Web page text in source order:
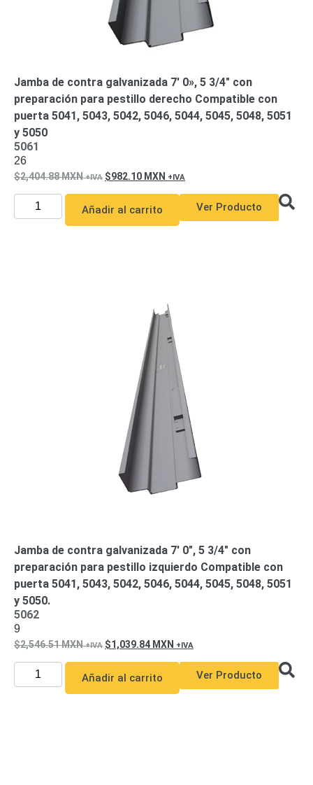
Jamba de contra galvanizada 7′ 0», 5 3/4″ con
preparación para pestillo derecho Compatible con
puerta 5041, 5043, 5042, 5046, 5044, 5045, 5048, 5051
y 5050
5061
26
2,404.88MXN 982.10 MXN
Añadir al carrito Ver Producto
Jamba de contra galvanizada 7′ 0″, 5 3/4″ con
preparación para pestillo izquierdo Compatible con
puerta 5041, 5043, 5042, 5046, 5044, 5045, 5048, 5051
y 5050.
5062
9
2,546.51MXN 1,039.84 MXN
Añadir al carrito Ver Producto